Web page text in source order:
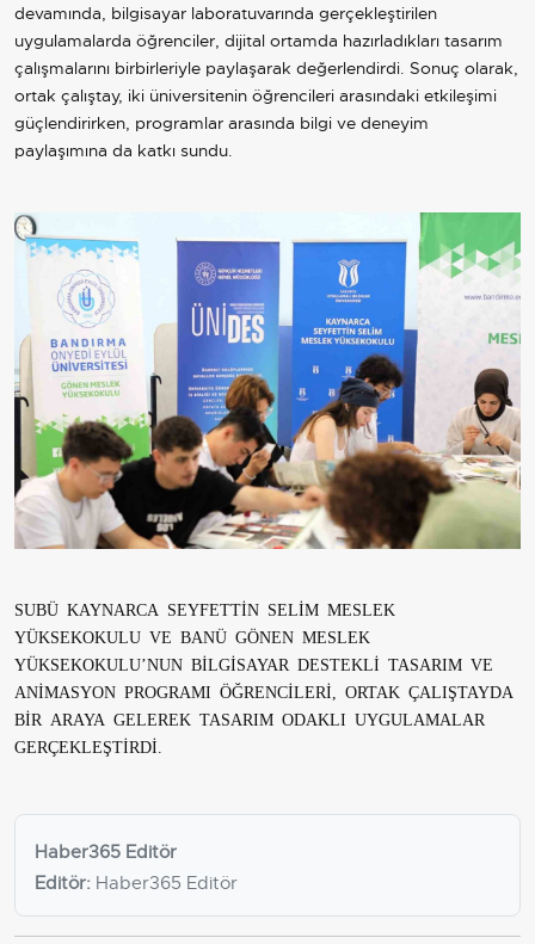
devamında, bilgisayar laboratuvarında gerçekleştirilen
uygulamalarda öğrenciler, dijital ortamda hazırladıkları tasarım
çalışmalarını birbirleriyle paylaşarak değerlendirdi. Sonuç olarak,
ortak çalıştay, iki üniversitenin öğrencileri arasındaki etkileşimi
güçlendirirken, programlar arasında bilgi ve deneyim
paylaşımına da katkı sundu.
SUBÜ KAYNARCA SEYFETTİN SELİM MESLEK
YÜKSEKOKULU VE BANÜ GÖNEN MESLEK
YÜKSEKOKULU’NUN BİLGİSAYAR DESTEKLİ TASARIM VE
ANİMASYON PROGRAMI ÖĞRENCİLERİ, ORTAK ÇALIŞTAYDA
BİR ARAYA GELEREK TASARIM ODAKLI UYGULAMALAR
GERÇEKLEŞTİRDİ.
Haber365 Editör
Editör: Haber365 Editör